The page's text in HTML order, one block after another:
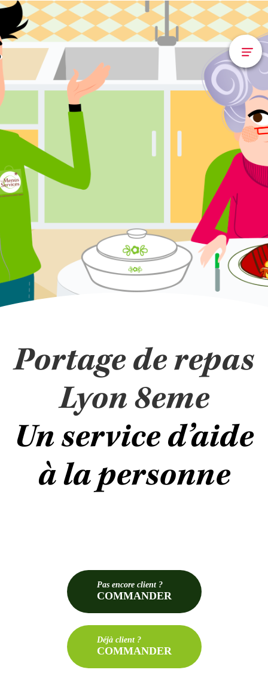
Portage de repas
Lyon 8eme
Un service d’aide
à la personne
Pasencore client ?
COMMANDER
Déjà client ?
COMMANDER